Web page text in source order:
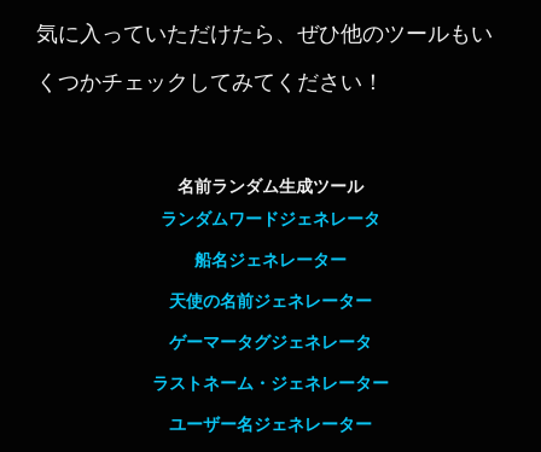
気に入っていただけたら、ぜひ他のツールもい
くつかチェックしてみてください！
名前ランダム生成ツール
ランダムワードジェネレータ
船名ジェネレーター
天使の名前ジェネレーター
ゲーマータグジェネレータ
ラストネーム・ジェネレーター
ユーザー名ジェネレーター